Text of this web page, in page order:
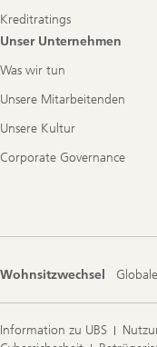
Kreditratings
Unser Unternehmen
Was wir tun
Unsere Mitarbeitenden
Unsere Kultur
Corporate Governance
Wohnsitzwechsel
Information zu UBS